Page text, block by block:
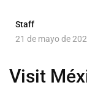
Staff
21 de mayo de
Visit